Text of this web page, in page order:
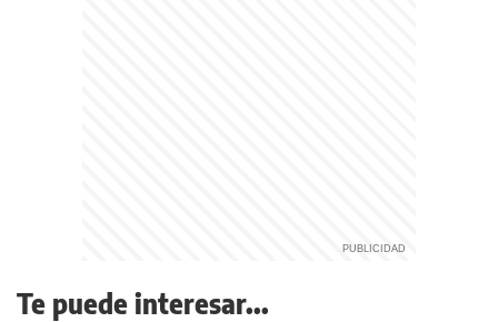
Te puede interesar...